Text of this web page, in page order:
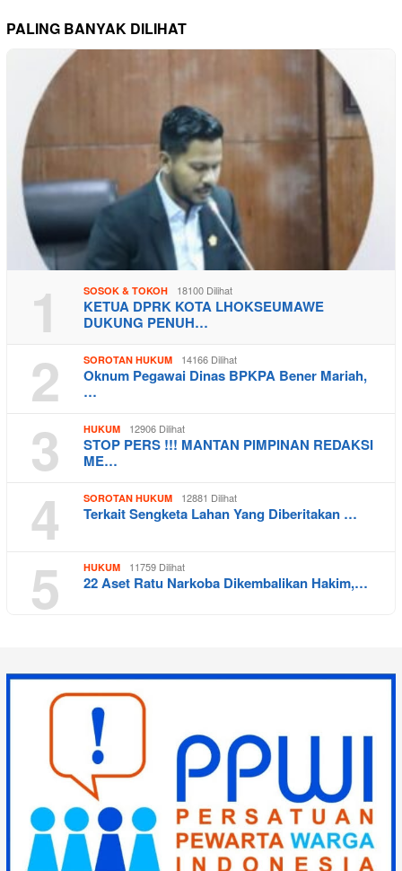
PALING BANYAK DILIHAT
1 SOSOK & TOKOH 18100 Dilihat
KETUA DPRK KOTA LHOKSEUMAWE
DUKUNG PENUH…
2 SOROTAN HUKUM 14166 Dilihat
Oknum Pegawai Dinas BPKPA Bener Mariah,
…
3 HUKUM 12906 Dilihat
STOP PERS !!! MANTAN PIMPINAN REDAKSI
ME…
4 SOROTAN HUKUM 12881 Dilihat
Terkait Sengketa Lahan Yang Diberitakan …
5 HUKUM 11759 Dilihat
22 Aset Ratu Narkoba Dikembalikan Hakim,…